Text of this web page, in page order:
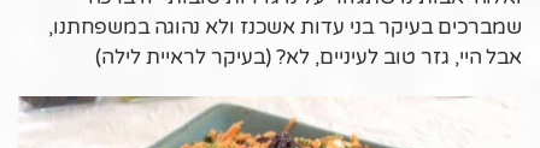
שמברכים בעיקר בני עדות אשכנז ולא נהוגה במשפחתנו,
אבל היי, גזר טוב לעיניים, לא? (בעיקר לראיית לילה)